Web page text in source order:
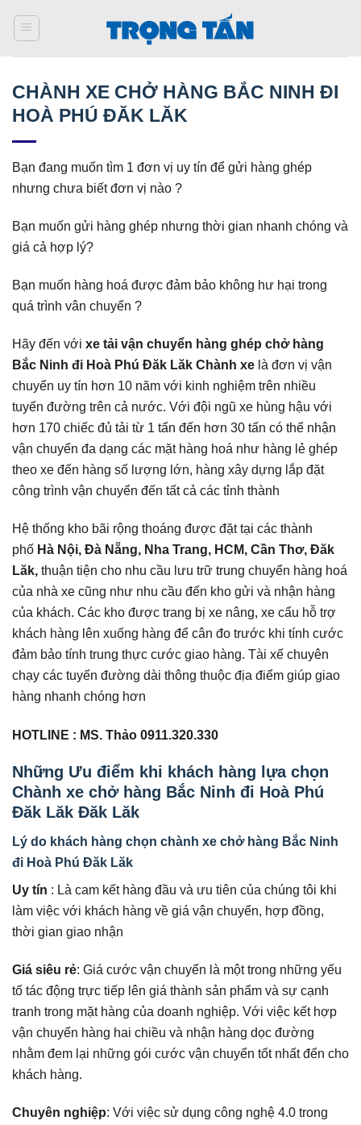
qua
CHÀNH XE CHỞ HÀNG BẮC NINH ĐI
HOÀ PHÚ ĐĂK LĂK
Bạn đang muốn tìm 1 đơn vị uy tín để gửi hàng ghép
nhưng chưa biết đơn vị nào ?
Bạn muốn gửi hàng ghép nhưng thời gian nhanh chóng và
giá cả hợp lý?
Bạn muốn hàng hoá được đảm bảo không hư hại trong
quá trình vân chuyển ?
Hãy đến với xe tải vận chuyển hàng ghép chở hàng
Bắc Ninh đi Hoà Phú Đăk Lăk Chành xe là đơn vị vận
chuyển uy tín hơn 10 năm với kinh nghiệm trên nhiều
tuyến đường trên cả nước. Với đội ngũ xe hùng hậu với
hơn 170 chiếc đủ tải từ 1 tấn đến hơn 30 tấn có thể nhận
vận chuyển đa dạng các mặt hàng hoá như hàng lẻ ghép
theo xe đến hàng số lượng lớn, hàng xây dựng lắp đặt
công trình vận chuyển đến tất cả các tỉnh thành
Hệ thống kho bãi rộng thoáng được đặt tại các thành
phố Hà Nội, Đà Nẵng, Nha Trang, HCM, Cần Thơ, Đăk
Lăk, thuận tiện cho nhu cầu lưu trữ trung chuyển hàng hoá
của nhà xe cũng như nhu cầu đến kho gửi và nhận hàng
của khách. Các kho được trang bị xe nâng, xe cẩu hỗ trợ
khách hàng lên xuống hàng để cân đo trước khi tính cước
đảm bảo tính trung thực cước giao hàng. Tài xế chuyên
chạy các tuyến đường dài thông thuộc địa điểm giúp giao
hàng nhanh chóng hơn
HOTLINE : MS. Thảo 0911.320.330
Những Ưu điểm khi khách hàng lựa chọn
Chành xe chở hàng Bắc Ninh đi Hoà Phú
Đăk Lăk Đăk Lăk
Lý do khách hàng chọn chành xe chở hàng Bắc Ninh
đi Hoà Phú Đăk Lăk
Uy tín : Là cam kết hàng đầu và ưu tiên của chúng tôi khi
làm việc với khách hàng về giá vận chuyển, hợp đồng,
thời gian giao nhận
Giá siêu rẻ: Giá cước vận chuyển là một trong những yếu
tố tác động trực tiếp lên giá thành sản phẩm và sự cạnh
tranh trong mặt hàng của doanh nghiệp. Với việc kết hợp
vận chuyển hàng hai chiều và nhận hàng dọc đường
nhằm đem lại những gói cước vận chuyển tốt nhất đến cho
khách hàng.
Chuyên nghiệp: Với việc sử dụng công nghệ 4.0 trong